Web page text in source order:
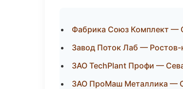
Фабрика Союз Комплект —
Завод Поток Лаб —
ЗАО TechPlant Профи —
ЗАО ПроМаш Металлика —